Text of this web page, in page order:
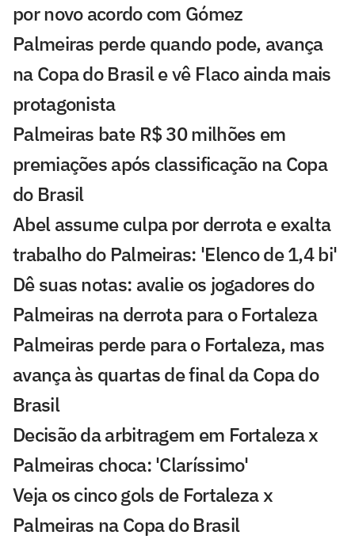
por novo acordo com Gómez
Palmeiras perde quando pode, avança
na Copa do Brasil e vê Flaco ainda mais
protagonista
Palmeiras bate R$ 30 milhões em
premiações após classificação na Copa
do Brasil
Abel assume culpa por derrota e exalta
trabalho do Palmeiras: 'Elenco de 1,4 bi'
Dê suas notas: avalie os jogadores do
Palmeiras na derrota para o Fortaleza
Palmeiras perde para o Fortaleza, mas
avança às quartas de final da Copa do
Brasil
Decisão da arbitragem em Fortaleza x
Palmeiras choca: 'Claríssimo'
Veja os cinco gols de Fortaleza x
Palmeiras na Copa do Brasil